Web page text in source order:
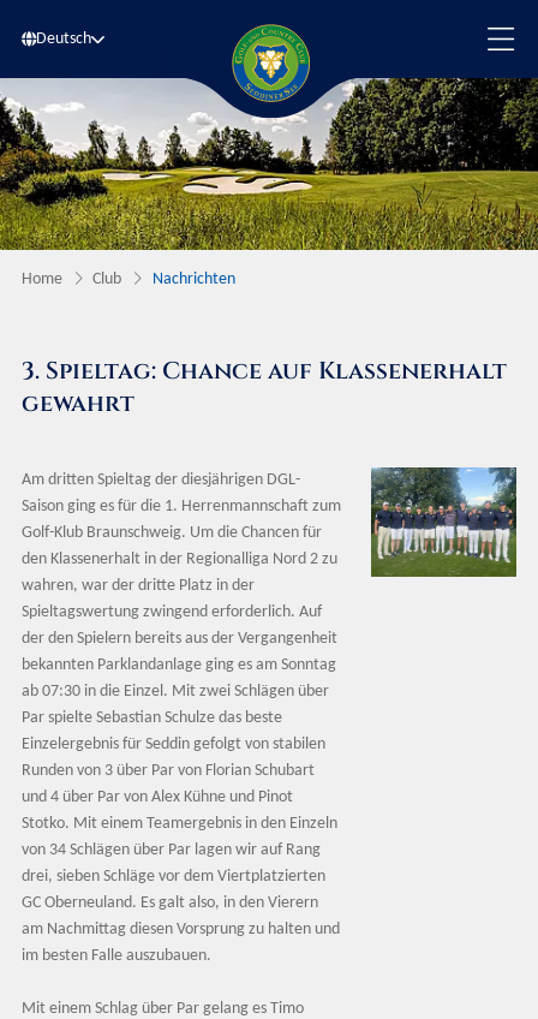
Deutsch
Home Club Nachrichten
3. Spieltag: Chance auf Klassenerhalt
gewahrt
Am dritten Spieltag der diesjährigen DGL-
Saison ging es für die 1. Herrenmannschaft zum
Golf-Klub Braunschweig. Um die Chancen für
den Klassenerhalt in der Regionalliga Nord 2 zu
wahren, war der dritte Platz in der
Spieltagswertung zwingend erforderlich. Auf
der den Spielern bereits aus der Vergangenheit
bekannten Parklandanlage ging es am Sonntag
ab 07:30 in die Einzel. Mit zwei Schlägen über
Par spielte Sebastian Schulze das beste
Einzelergebnis für Seddin gefolgt von stabilen
Runden von 3 über Par von Florian Schubart
und 4 über Par von Alex Kühne und Pinot
Stotko. Mit einem Teamergebnis in den Einzeln
von 34 Schlägen über Par lagen wir auf Rang
drei, sieben Schläge vor dem Viertplatzierten
GC Oberneuland. Es galt also, in den Vierern
am Nachmittag diesen Vorsprung zu halten und
im besten Falle auszubauen.
Mit einem Schlag über Par gelang es Timo